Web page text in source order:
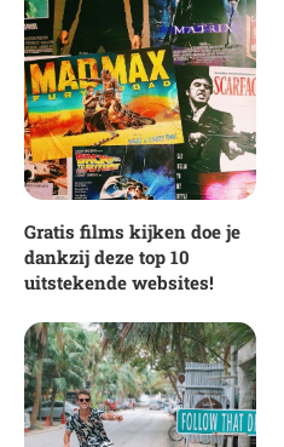
Gratis films kijken doe je
dankzij deze top 10
uitstekende websites!